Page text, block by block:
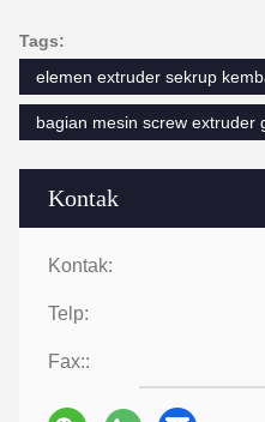
Kontak
Kontak:
Telp:
Fax::
Tags:
elemen extruder sekrup
bagian mesin screw extruder